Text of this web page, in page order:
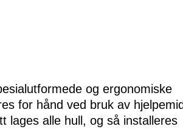
og ergonomiske
for hånd ved bruk av
lages alle hull, og så installeres